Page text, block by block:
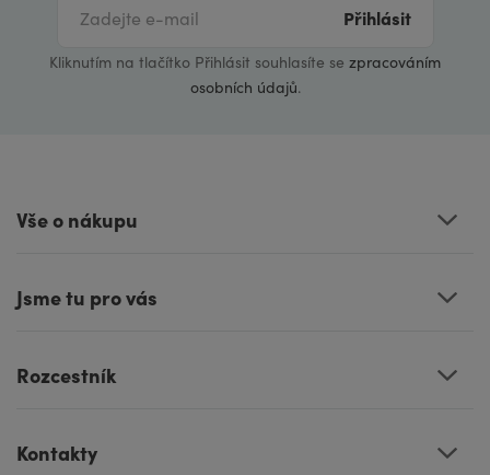
Přihlásit
Kliknutím na tlačítko Přihlásit souhlasíte se zpracováním
osobních údajů.
Vše o nákupu
Jsme tu pro vás
Rozcestník
Kontakty